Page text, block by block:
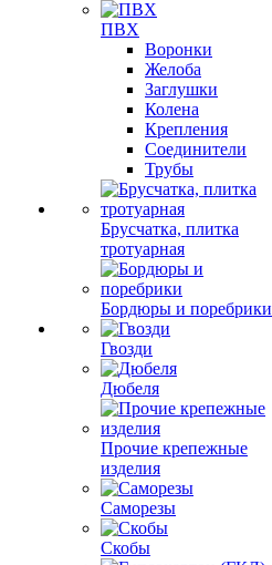
ПВХ
Воронки
Желоба
Заглушки
Колена
Крепления
Соединители
Трубы
Брусчатка, плитка
тротуарная
Бордюры и поребрики
Гвозди
Дюбеля
Прочие крепежные
изделия
Саморезы
Скобы